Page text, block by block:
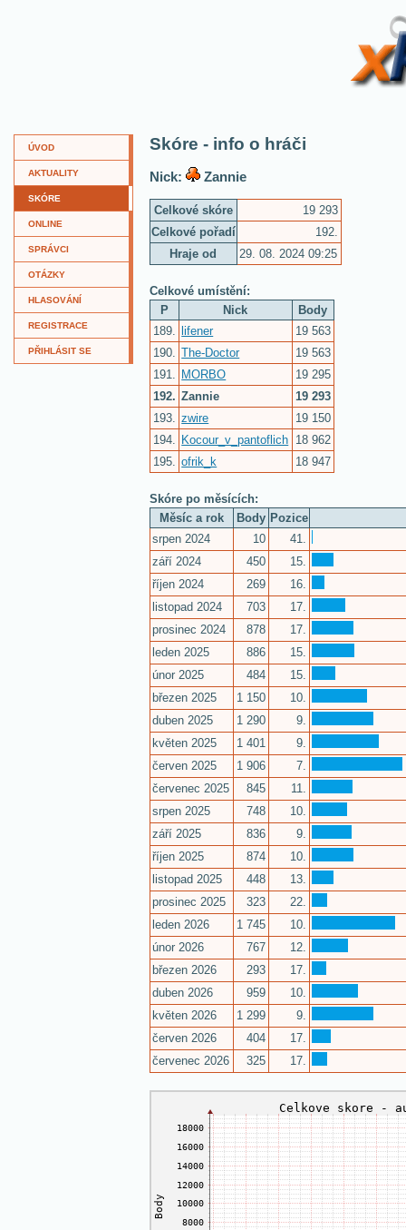
ÚVOD
AKTUALITY
SKÓRE
ONLINE
SPRÁVCI
OTÁZKY
HLASOVÁNÍ
REGISTRACE
PŘIHLÁSIT SE
Skóre - info o hráči
Nick: Zannie
Celkové skóre
19 293
Celkové pořadí
192.
Hraje od
29. 08. 2024 09:25
Celkové umístění:
P
Nick
Body
189.
lifener
19 563
190.
The-Doctor
19 563
191.
MORBO
19 295
192. Zannie
19 293
193.
zwire
19 150
194.
Kocour_v_pantoflich 18 962
195.
ofrik_k 18 947
Skóre po měsících:
Měsíc a rok
Body Pozice
srpen 2024
10
41.
září 2024
450
15.
říjen 2024
269
16.
listopad 2024
703
17.
prosinec 2024
878
17.
leden 2025
886
15.
únor 2025
484
15.
březen 2025
1 150
10.
duben 2025
1 290
9.
květen 2025
1 401
9.
červen 2025
1 906
7.
červenec 2025
845
11.
srpen 2025
748
10.
září 2025
836
9.
říjen 2025
874
10.
listopad 2025
448
13.
prosinec 2025
323
22.
leden 2026
1 745
10.
únor 2026
767
12.
březen 2026
293
17.
duben 2026
959
10.
květen 2026
1 299
9.
červen 2026
404
17.
červenec 2026
325 17.